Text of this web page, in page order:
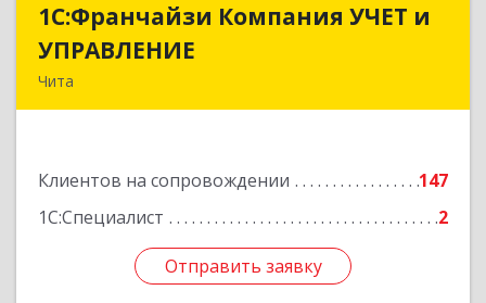
1С:Франчайзи Компания УЧЕТ и
УПРАВЛЕНИЕ
Чита
Клиентов на сопровождении
147
1С:Специалист
2
Отправить заявку
1С:Франчайзи Компания УЧЕТ и
Подробнее
Отправить заявку